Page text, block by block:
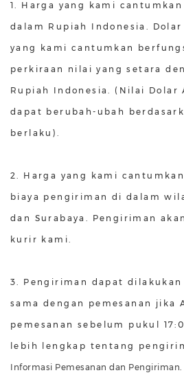
1. Harga yang kami
dalam Rupiah Indonesia.
yang kami cantumkan
perkiraan nilai yang setara
Rupiah Indonesia. (Nilai Dolar
dapat berubah-ubah
berlaku).
2. Harga yang kami
biaya pengiriman di dalam
dan Surabaya. Pengiriman
kurir kami.
3. Pengiriman dapat dilakukan
sama dengan pemesanan jika
pemesanan sebelum pukul
lebih lengkap tentang
Informasi Pemesanan dan Pengiriman.